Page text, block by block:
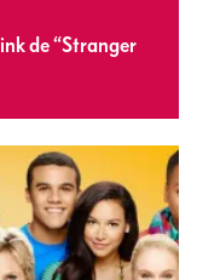
de “Stranger